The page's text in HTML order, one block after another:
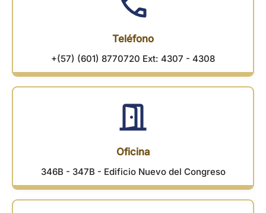
Teléfono
+(57) (601) 8770720 Ext: 4307 - 4308
Oficina
346B - 347B - Edificio Nuevo del Congreso